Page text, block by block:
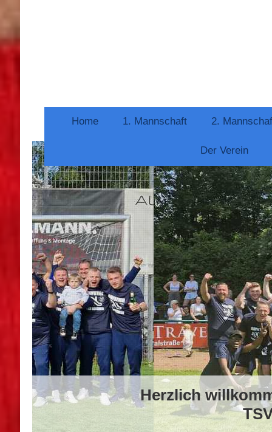
Home 1. Mannschaft 2.
Der Verein
Herzlich